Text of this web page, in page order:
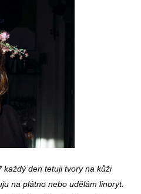
den tetuji tvory na kůži
na plátno nebo udělám linoryt.